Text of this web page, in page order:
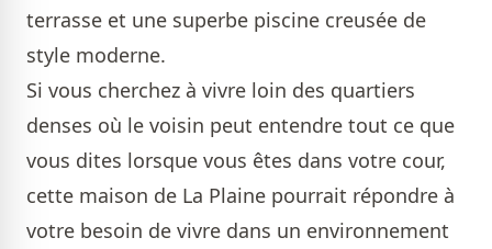
terrasse et une superbe piscine creusée de
style moderne.
Si vous cherchez à vivre loin des quartiers
denses où le voisin peut entendre tout ce que
vous dites lorsque vous êtes dans votre cour,
cette maison de La Plaine pourrait répondre à
votre besoin de vivre dans un environnement